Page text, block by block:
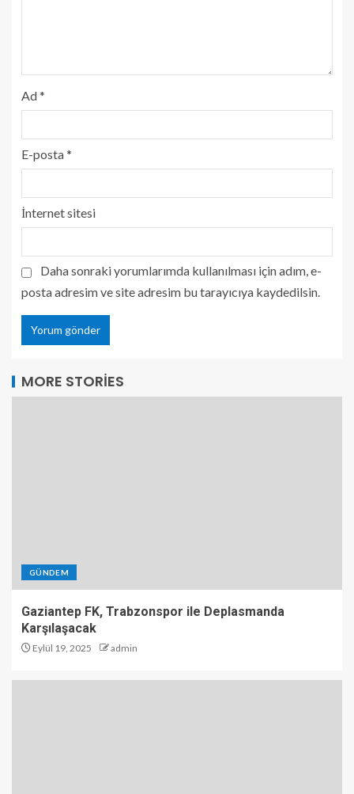
Ad*
E-posta*
İnternet sitesi
Daha sonraki yorumlarımda kullanılması için adım, e-
posta adresim ve site adresim bu tarayıcıya kaydedilsin.
MORE STORIES
GÜNDEM
Gaziantep FK, Trabzonspor ile Deplasmanda
Karşılaşacak
Eylül 19, 2025 admin